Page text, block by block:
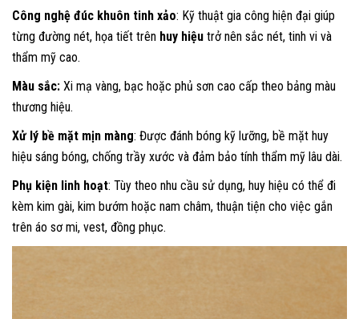
Công nghệ đúc khuôn tinh xảo: Kỹ thuật gia công hiện đại giúp
từng đường nét, họa tiết trên huy hiệu trở nên sắc nét, tinh vi và
thẩm mỹ cao.
Màu sắc: Xi mạ vàng, bạc hoặc phủ sơn cao cấp theo bảng màu
thương hiệu.
Xử lý bề mặt mịn màng: Được đánh bóng kỹ lưỡng, bề mặt huy
hiệu sáng bóng, chống trầy xước và đảm bảo tính thẩm mỹ lâu dài.
Phụ kiện linh hoạt: Tùy theo nhu cầu sử dụng, huy hiệu có thể đi
kèm kim gài, kim bướm hoặc nam châm, thuận tiện cho việc gắn
trên áo sơ mi, vest, đồng phục.